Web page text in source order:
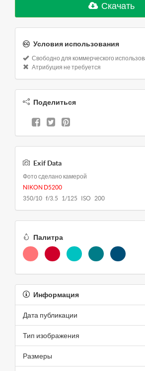
Скачать
Условия использования
Свободно для коммерческого
Атрибуция не требуется
Поделиться
Exif Data
Фото сделано камерой
NIKON D5200
350/10 f/3.5 1/125 ISO 200
Палитра
Информация
Дата публикации
Тип изображения
Размеры